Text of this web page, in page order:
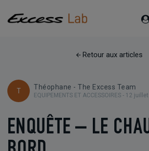
Retour aux articles
T
Théophane - The Excess Team
EQUIPEMENTS ET ACCESSOIRES - 12
ENQUÊTE – LE